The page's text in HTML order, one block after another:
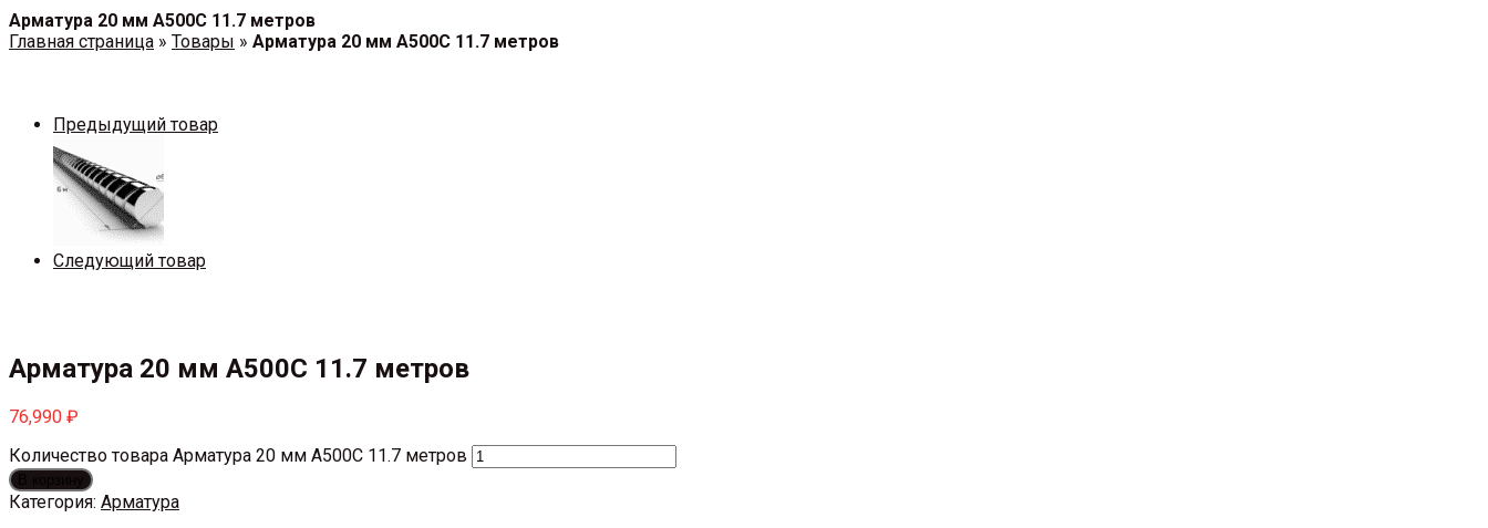
Арматура 20 мм А500С 11.7 метров
Главная страница » Товары » Арматура 20 мм А500С 11.7 метров
Предыдущий товар
Следующий товар
Арматура 20 мм А500С 11.7 метров
76,990 ₽
Количество товара Арматура 20 мм А500С 11.7 метров
В корзину
Категория: Арматура